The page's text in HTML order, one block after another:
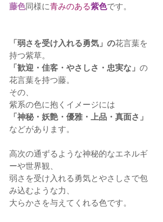
藤色同様に青みのある紫色です。
「弱さを受け入れる勇気」の花言葉を
持つ紫草。
「歓迎・佳客・やさしさ・忠実な」 の
花言葉を持つ藤。
その、
紫系の色に抱くイメージには
「神秘・妖艶・優雅・上品・真面さ」
などがあります。
高次の通ずるような神秘的なエネルギ
ーや世界観、
弱さを受け入れる勇気とやさしさで包
み込むような力、
大らかさを与えてくれる色です。